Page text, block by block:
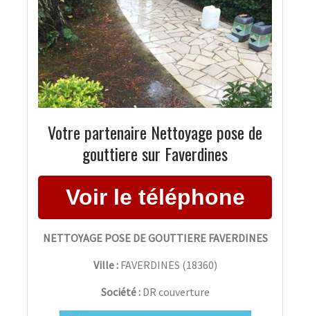
Votre partenaire Nettoyage pose de
gouttiere sur Faverdines
NETTOYAGE POSE DE GOUTTIERE FAVERDINES
Ville : FAVERDINES (18360)
Société : DR couverture